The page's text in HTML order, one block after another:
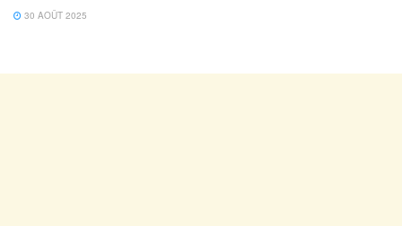
30 AOÛT 2025